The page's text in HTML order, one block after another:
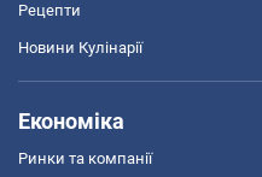
Рецепти
Новини Кулінарії
Економіка
Ринки та компанії